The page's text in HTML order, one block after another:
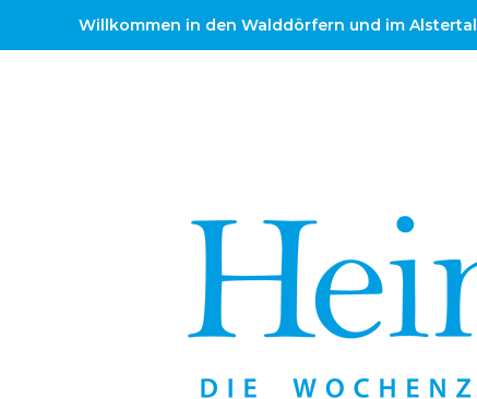
Willkommen in den Walddörfern und im Alstertal